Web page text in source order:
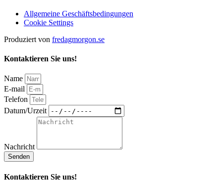
Allgemeine Geschäftsbedingungen
Cookie Settings
Produziert von fredagmorgon.se
Kontaktieren Sie uns!
Name
E-mail
Telefon
Datum/Urzeit
Nachricht
Senden
Kontaktieren Sie uns!